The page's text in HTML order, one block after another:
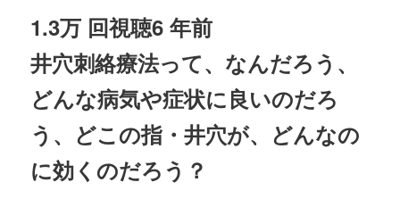
1.3万 回視聴6 年前
井穴刺絡療法って、なんだろう、
どんな病気や症状に良いのだろ
う、どこの指・井穴が、どんなの
に効くのだろう？